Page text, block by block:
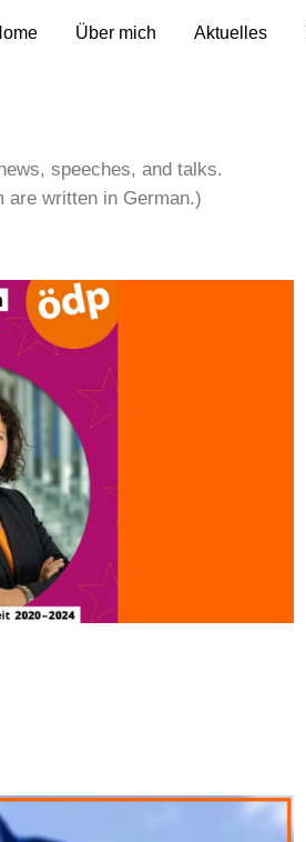
Über mich Aktuelles
speeches, and talks.
are written in German.)